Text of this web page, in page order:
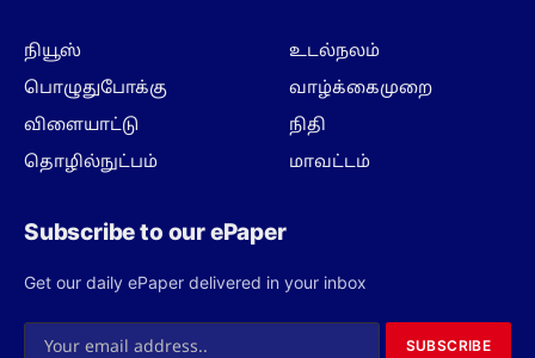
நியூஸ்
பொழுதுபோக்கு
விளையாட்டு
தொழில்நுட்பம்
உடல்நலம்
வாழ்க்கைமுறை
நிதி
மாவட்டம்
Subscribe to our ePaper
Get our daily ePaper delivered in your inbox
SUBSCRIBE